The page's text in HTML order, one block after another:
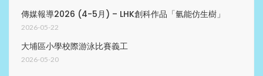
傳媒報導2026 (4-5月) – LHK創科作品「氫能仿生樹」
2026-05-22
大埔區小學校際游泳比賽義工
2026-05-20